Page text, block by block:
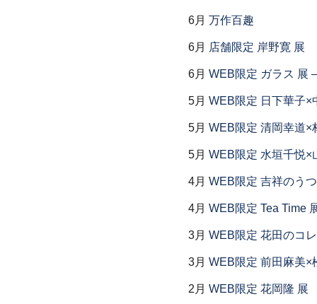
6月 万作百趣
6月 店舗限定 岸野寛 展
6月 WEB限定 ガラス
5月 WEB限定 日下華子×
5月 WEB限定 清岡幸道×
5月 WEB限定 水垣千悦×
4月 WEB限定 吉祥のう
4月 WEB限定 Tea Time
3月 WEB限定 花田のコ
3月 WEB限定 前田麻美×
2月 WEB限定 花岡隆 展